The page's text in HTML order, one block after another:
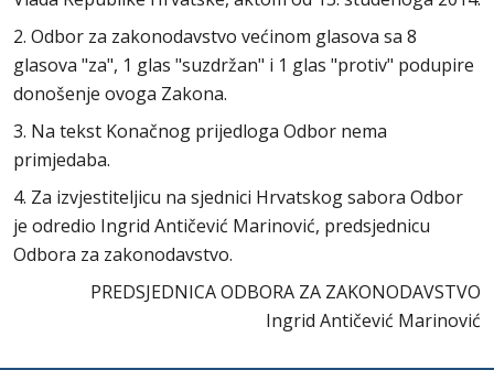
2. Odbor za zakonodavstvo većinom glasova sa 8
glasova "za", 1 glas "suzdržan" i 1 glas "protiv" podupire
donošenje ovoga Zakona.
3. Na tekst Konačnog prijedloga Odbor nema
primjedaba.
4. Za izvjestiteljicu na sjednici Hrvatskog sabora Odbor
je odredio Ingrid Antičević Marinović, predsjednicu
Odbora za zakonodavstvo.
PREDSJEDNICA ODBORA ZA ZAKONODAVSTVO
Ingrid Antičević Marinović